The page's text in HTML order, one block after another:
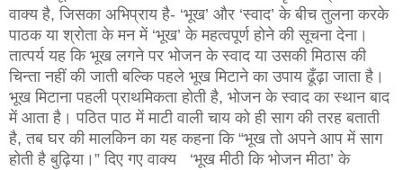
वाक्य है, जिसका अभिप्राय है- ‘भूख’ और ‘स्वाद’ के बीच तुलना करके
पाठक या श्रोता के मन में ‘भूख’ के महत्वपूर्ण होने की सूचना देना।
तात्पर्य यह कि भूख लगने पर भोजन के स्वाद या उसकी मिठास की
चिन्ता नहीं की जाती बल्कि पहले भूख मिटाने का उपाय ढूँढ़ा जाता है।
भूख मिटाना पहली प्राथमिकता होती है, भोजन के स्वाद का स्थान बाद
में आता है। पठित पाठ में माटी वाली चाय को ही साग की तरह बताती
है, तब घर की मालकिन का यह कहना कि “भूख तो अपने आप में साग
होती है बुढ़िया।” दिए गए वाक्य ‘भूख मीठी कि भोजन मीठा’ के